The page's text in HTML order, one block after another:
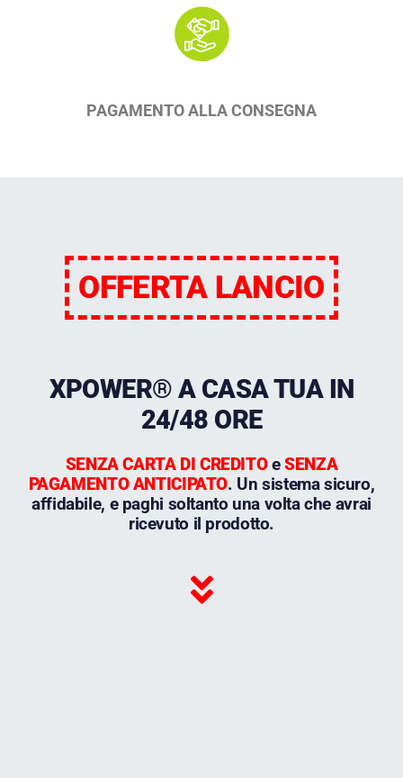
PAGAMENTO ALLA CONSEGNA
OFFERTA LANCIO
XPOWER® A CASA TUA IN
24/48 ORE
SENZA CARTA DI CREDITOeSENZA
PAGAMENTO ANTICIPATO. Un sistema sicuro,
affidabile, e paghi soltanto una volta che avrai
ricevuto il prodotto.